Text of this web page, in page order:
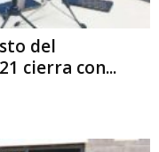
del
cierra con...